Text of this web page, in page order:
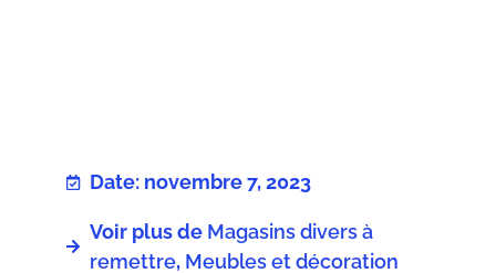
Date: novembre 7, 2023
Voir plus de Magasins divers à
remettre, Meubles et décoration